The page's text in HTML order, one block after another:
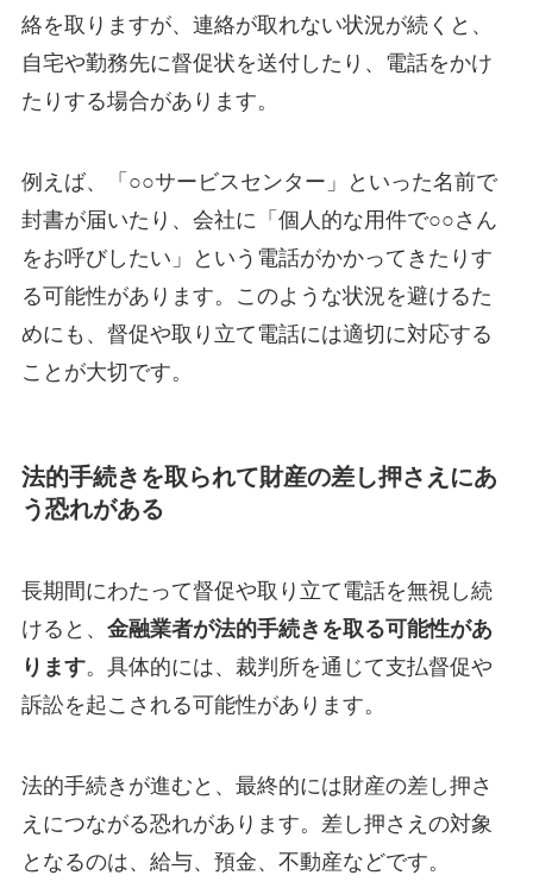
絡を取りますが、連絡が取れない状況が続くと、
自宅や勤務先に督促状を送付したり、電話をかけ
たりする場合があります。
例えば、「○○サービスセンター」といった名前で
封書が届いたり、会社に「個人的な用件で○○さん
をお呼びしたい」という電話がかかってきたりす
る可能性があります。このような状況を避けるた
めにも、督促や取り立て電話には適切に対応する
ことが大切です。
法的手続きを取られて財産の差し押さえにあ
う恐れがある
長期間にわたって督促や取り立て電話を無視し続
けると、 金融業者が法的手続きを取る可能性があ
ります。具体的には、裁判所を通じて支払督促や
訴訟を起こされる可能性があります。
法的手続きが進むと、最終的には財産の差し押さ
えにつながる恐れがあります。差し押さえの対象
となるのは、給与、預金、不動産などです。